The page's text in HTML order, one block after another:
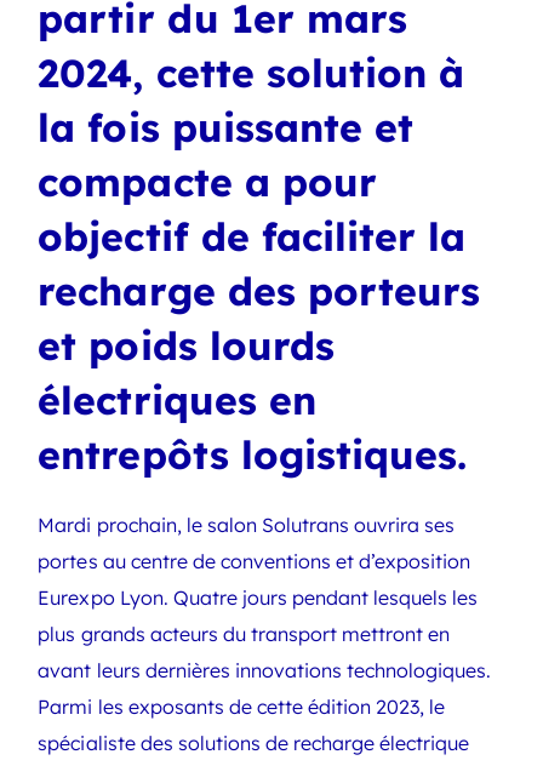
partir du 1er mars
2024, cette solution à
la fois puissante et
compacte a pour
objectif de faciliter la
recharge des porteurs
et poids lourds
électriques en
entrepôts logistiques.
Mardi prochain, le salon Solutrans ouvrira ses
portes au centre de conventions et d’exposition
Eurexpo Lyon. Quatre jours pendant lesquels les
plus grands acteurs du transport mettront en
avant leurs dernières innovations technologiques.
Parmi les exposants de cette édition 2023, le
spécialiste des solutions de recharge électrique